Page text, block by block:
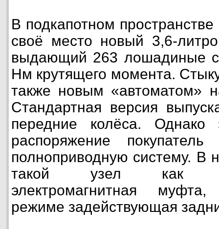
В подкапотном
своё место новый 3,6-
выдающий 263 лошадиные
Нм крутящего момента.
также новым «автоматом»
Стандартная версия
передние колёса.
распоряжение
полноприводную систему. В
такой узел как
электромагнитная
режиме задействующая